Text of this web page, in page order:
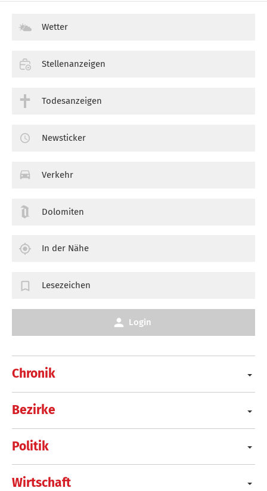
Chronik
Bezirke
Politik
Wirtschaft
Wetter
Stellenanzeigen
Todesanzeigen
Newsticker
Verkehr
Dolomiten
In der Nähe
Lesezeichen
Login